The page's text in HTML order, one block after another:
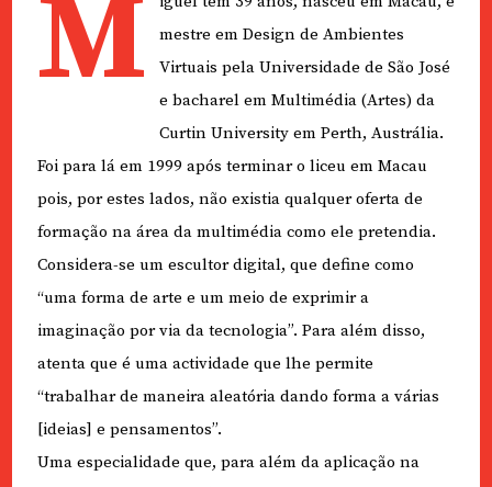
M
mestre em Design de Ambientes
Virtuais pela Universidade de São José
e bacharel em Multimédia (Artes) da
Curtin University em Perth, Austrália.
Foi para lá em 1999 após terminar o liceu em Macau
pois, por estes lados, não existia qualquer oferta de
formação na área da multimédia como ele pretendia.
Considera-se um escultor digital, que define como
“uma forma de arte e um meio de exprimir a
imaginação por via da tecnologia”. Para além disso,
atenta que é uma actividade que lhe permite
“trabalhar de maneira aleatória dando forma a várias
[ideias] e pensamentos”.
Uma especialidade que, para além da aplicação na